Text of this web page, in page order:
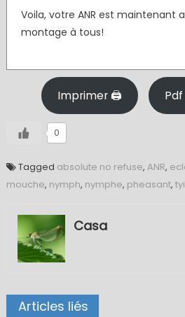
Voila, votre ANR est maintenant
montage à tous!
Imprimer 🖨 Pdf
0
Tagged absolute no refuse, ANR,
mouche, nymph, nymphe, pheasant,
Casa
Articles liés